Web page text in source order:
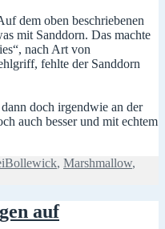
dem oben beschriebenen
mit Sanddorn. Das machte
nach Art von
fehlte der Sanddorn
doch irgendwie an der
auch besser und mit echtem
Schlagwörter
Bollewick, Marshmallow,
auf